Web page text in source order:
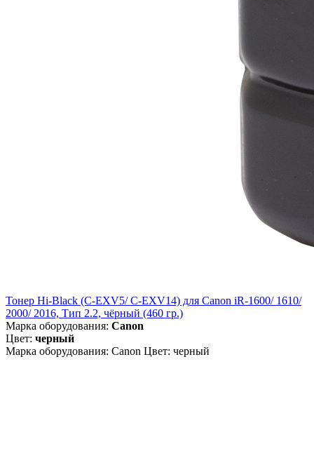
Тонер Hi-Black (C-EXV5/ C-EXV14) для Canon iR-1600/ 1610/
2000/ 2016, Тип 2.2, чёрный (460 гр.)
Марка оборудования: Canon
Цвет: черный
Марка оборудования: Canon Цвет: черный